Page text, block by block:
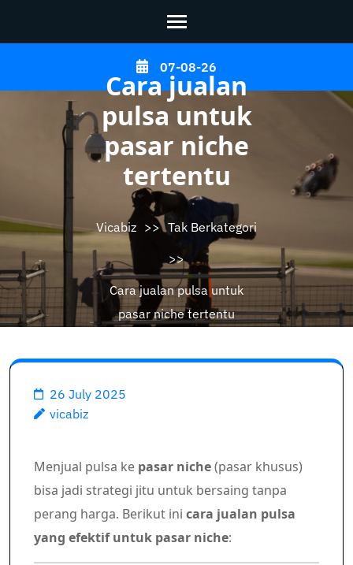
07-08-26
Cara jualan
pulsa untuk
pasar niche
tertentu
Vicabiz >> Tak Berkategori
>>
Cara jualan pulsa untuk
pasar niche tertentu
26 July 2025
vicabiz
Menjual pulsa ke pasar niche(pasar khusus)
bisa jadi strategi jitu untuk bersaing tanpa
perang harga. Berikut ini cara jualan pulsa
yang efektif untuk pasar niche: